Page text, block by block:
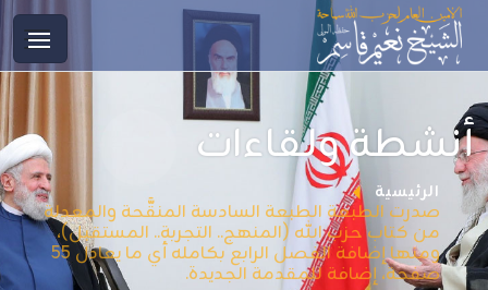
أنشطة ولقاءات
الرئيسية
صدرت الطبعة الطبعة السادسة المنقَّحة والمعدلة
من كتاب حزب الله (المنهج.. التجربة.. المستقبل)،
ومنها إضافة الفصل الرابع بكامله أي ما يعادل 55
صفحة، إضافة للمقدمة الجديدة.